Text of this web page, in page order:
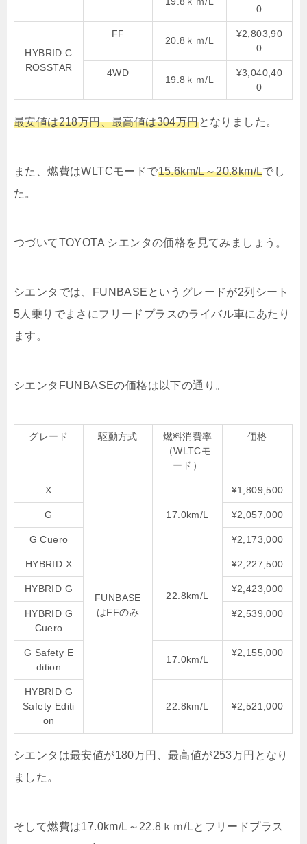
0
HYBRID C
ROSSTAR
FF
20.8ｋｍ/L
¥2,803,90
0
4WD
19.8ｋｍ/L
¥3,040,40
0
最安値は218万円、最高値は304万円となりました。
また、燃費はWLTCモードで15.6km/L～20.8km/Lでし
た。
つづいてTOYOTA シエンタの価格を見てみましょう。
シエンタでは、FUNBASEというグレードが2列シート
5人乗りでまさにフリードプラスのライバル車にあたり
ます。
シエンタFUNBASEの価格は以下の通り。
グレード 駆動方式
燃料消費率
（WLTCモ
ード）
価格
X
FUNBASE
はFFのみ
17.0km/L
¥1,809,500
G ¥2,057,000
G Cuero ¥2,173,000
HYBRID X
22.8km/L
¥2,227,500
HYBRID G ¥2,423,000
HYBRID G
Cuero
¥2,539,000
G Safety E
dition
17.0km/L
¥2,155,000
HYBRID G
Safety Editi
on
22.8km/L ¥2,521,000
シエンタは最安値が180万円、最高値が253万円となり
ました。
そして燃費は17.0km/L～22.8ｋｍ/Lとフリードプラス